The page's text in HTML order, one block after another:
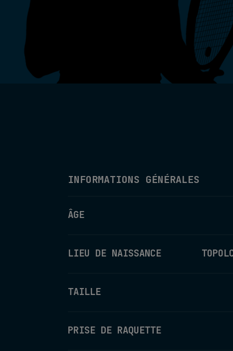
INFORMATIONS GÉNÉRALES
ÂGE
LIEU DE NAISSANCE
TAILLE
PRISE DE RAQUETTE